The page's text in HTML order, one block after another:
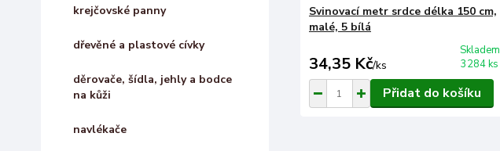
krejčovské panny
dřevěné a plastové cívky
děrovače, šídla, jehly a bodce
na kůži
navlékače
Svinovací metr srdce délka 150 cm,
malé, 5 bílá
34,35 Kč/ks
Skladem
3284 ks
Přidat do košíku